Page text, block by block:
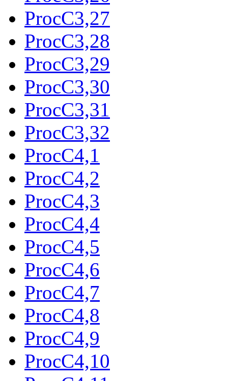
ProcC3,27
ProcC3,28
ProcC3,29
ProcC3,30
ProcC3,31
ProcC3,32
ProcC4,1
ProcC4,2
ProcC4,3
ProcC4,4
ProcC4,5
ProcC4,6
ProcC4,7
ProcC4,8
ProcC4,9
ProcC4,10